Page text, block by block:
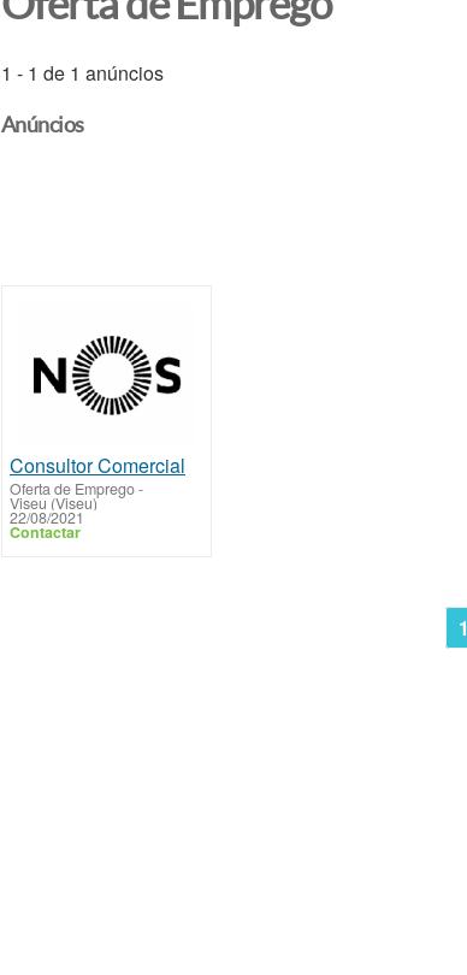
1 - 1 de 1 anúncios
Anúncios
Consultor Comercial
Oferta de Emprego-
Viseu (Viseu)
22/08/2021
Contactar
1